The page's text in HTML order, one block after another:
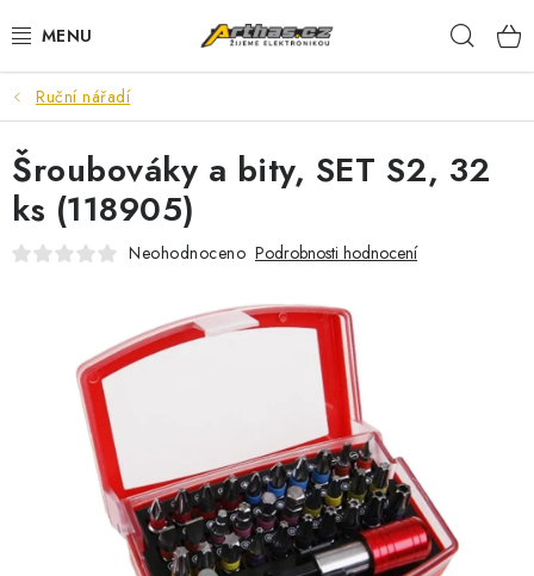
na
TELEFONY, TABLETY
POČÍTAČE, NOTEBOOKY
PRO HRÁČE
PŘEDVÁDĚCÍ ELEKTRONIKA
SPOTŘEBIČE
PRO KUTILY
Ruční nářadí
Šroubováky a bity, SET S2, 32
ks (118905)
Neohodnoceno Podrobnosti hodnocení